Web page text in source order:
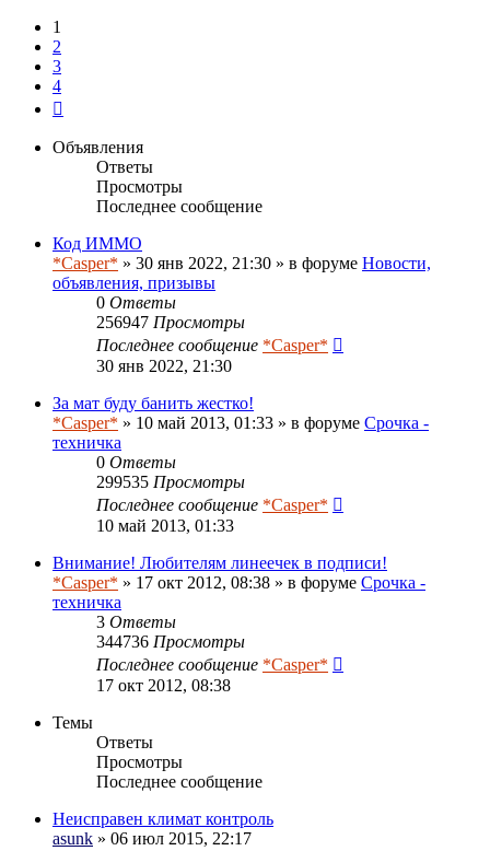
1
2
3
4
Объявления
Ответы
Просмотры
Последнее сообщение
Код ИММО
*Casper* » 30 янв 2022, 21:30 » в форуме Новости,
объявления, призывы
0 Ответы
256947 Просмотры
Последнее сообщение *Casper*
30 янв 2022, 21:30
За мат буду банить жестко!
*Casper* » 10 май 2013, 01:33 » в форуме Срочка -
техничка
0 Ответы
299535 Просмотры
Последнее сообщение *Casper*
10 май 2013, 01:33
Внимание! Любителям линеечек в подписи!
*Casper* » 17 окт 2012, 08:38 » в форуме Срочка -
техничка
3 Ответы
344736 Просмотры
Последнее сообщение *Casper*
17 окт 2012, 08:38
Темы
Ответы
Просмотры
Последнее сообщение
Неисправен климат контроль
asunk » 06 июл 2015, 22:17